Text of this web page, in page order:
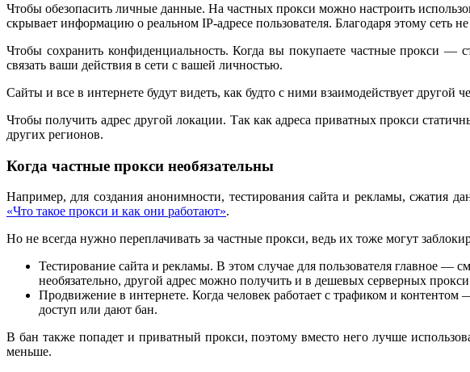
Чтобы обезопасить личные данные. На частных прокси можно настроить
скрывает информацию о реальном IP-адресе пользователя. Благодаря этому сеть
Чтобы сохранить конфиденциальность. Когда вы покупаете частные прокси —
связать ваши действия в сети с вашей личностью.
Сайты и все в интернете будут видеть, как будто с ними взаимодействует другой
Чтобы получить адрес другой локации. Так как адреса приватных прокси
других регионов.
Когда частные прокси необязательны
Например, для создания анонимности, тестирования сайта и рекламы, сжатия
«Что такое прокси и как они работают».
Но не всегда нужно переплачивать за частные прокси, ведь их тоже могут
Тестирование сайта и рекламы. В этом случае для пользователя главное —
необязательно, другой адрес можно получить и в дешевых серверных
Продвижение в интернете. Когда человек работает с трафиком и
доступ или дают бан.
В бан также попадет и приватный прокси, поэтому вместо него лучше
меньше.